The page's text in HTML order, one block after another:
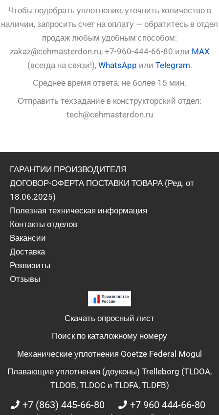
Чтобы подобрать уплотнение, уточнить количество в
наличии, запросить счет на оплату — обратитесь в отдел
продаж любым удобным способом:
zakaz@cehmasterdon.ru, +7-960-444-66-80 или MAX
(всегда на связи!), WhatsApp или Telegram.
Среднее время ответа: не более 15 мин.
Отправить техзадание в конструкторский отдел:
tech@cehmasterdon.ru
ГАРАНТИИ ПРОИЗВОДИТЕЛЯ
ДОГОВОР-ОФЕРТА ПОСТАВКИ ТОВАРА (Ред. от
18.06.2025)
Полезная техническая информация
Контакты отделов
Вакансии
Доставка
Реквизиты
Отзывы
Скачать опросный лист
Поиск по каталожному номеру
Механические уплотнения Goetze Federal Mogul
Плавающие уплотнения (доуконы) Trelleborg (TLDOA,
TLDOB, TLDOC и TLDFA, TLDFB)
+7 (863) 445-66-80
+7 960 444-66-80